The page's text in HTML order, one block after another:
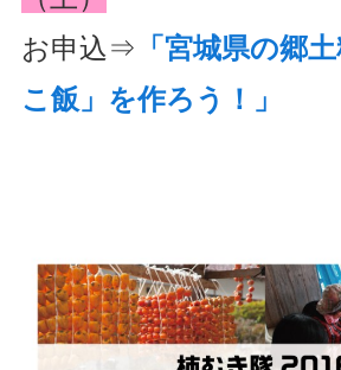
お申込⇒ 「宮城県の郷
こ飯」を作ろう！」